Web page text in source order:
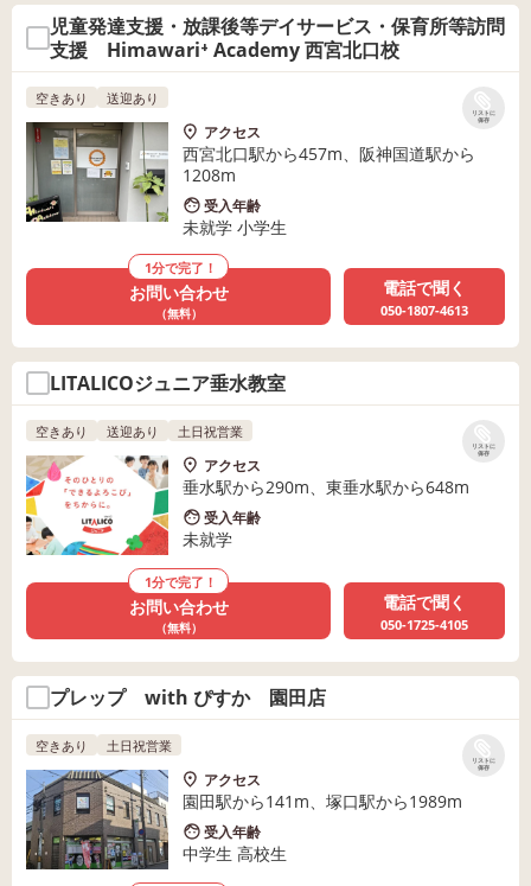
児童発達支援・放課後等デイサービス・保育所等訪問
支援 Himawari⁺ Academy 西宮北口校
リストに
保存
空きあり 送迎あり
アクセス
西宮北口駅から457m、阪神国道駅から
1208m
受入年齢
未就学 小学生
1分で完了！
お問い合わせ
（無料）
電話で聞く
050-1807-4613
LITALICOジュニア垂水教室
リストに
保存
空きあり 送迎あり 土日祝営業
アクセス
垂水駅から290m、東垂水駅から648m
受入年齢
未就学
1分で完了！
お問い合わせ
（無料）
電話で聞く
050-1725-4105
プレップ with ぴすか 園田店
リストに
保存
空きあり 土日祝営業
アクセス
園田駅から141m、塚口駅から1989m
受入年齢
中学生 高校生